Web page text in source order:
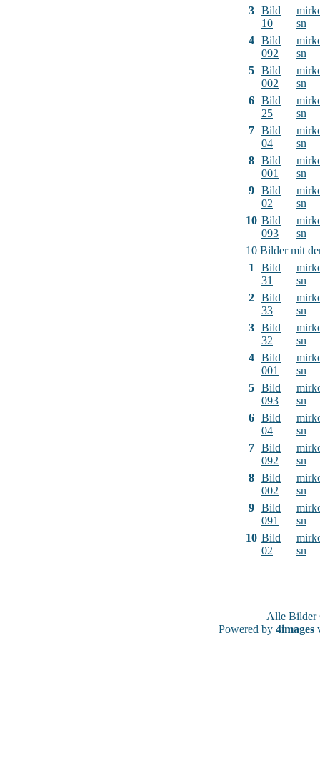
3 Bild
10
sn
4 Bild
092
sn
5 Bild
002
sn
6 Bild
25
sn
7 Bild
04
sn
8 Bild
001
sn
9 Bild
02
sn
10 Bild
093
sn
10 Bilder mit
1
Bild
31
sn
2 Bild
33
sn
3 Bild
32
sn
4 Bild
001
sn
5 Bild
093
sn
6 Bild
04
sn
7 Bild
092
sn
8 Bild
002
sn
9 Bild
091
sn
10 Bild
02
sn
Alle
Powered by 4images